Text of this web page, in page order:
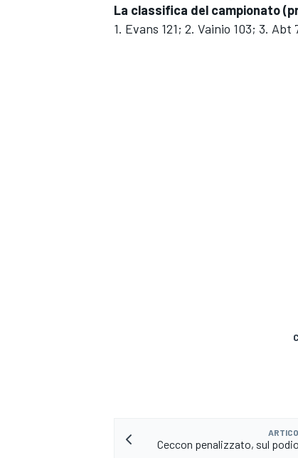
La classifica del campionato
1. Evans 121; 2. Vainio 103; 3.
Ceccon penalizzato, sul